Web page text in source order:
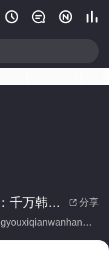
   
 分享
死亡游戏：千万韩元赌起 第二季
别名：siwangyouxiqianwanhanyuanduqidierji